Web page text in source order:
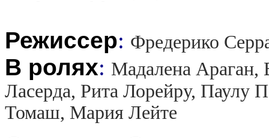
Режиссер: Фредерико
В ролях: Мадалена Араган,
Ласерда, Рита Лорейру, Паулу
Томаш, Мария Лейте